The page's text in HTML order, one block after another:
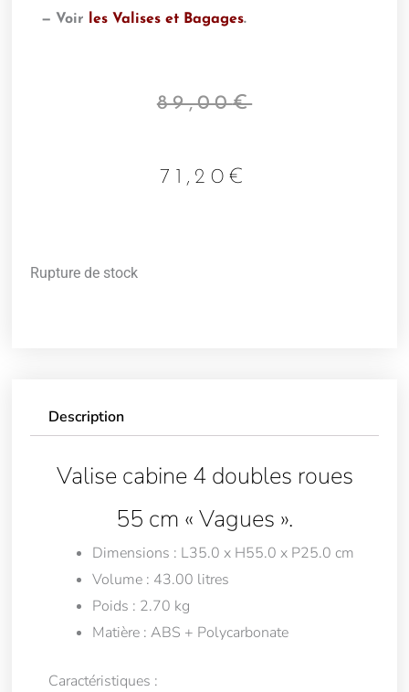
— Voir les Valises et Bagages.
89,00€
71,20 €
Rupture de stock
Description
Valise cabine 4 doubles roues
55 cm « Vagues ».
Dimensions : L35.0 x H55.0 x P25.0 cm
Volume : 43.00 litres
Poids : 2.70 kg
Matière : ABS + Polycarbonate
Caractéristiques :